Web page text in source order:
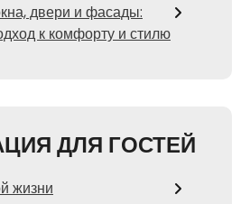
двери и фасады:
к комфорту и стилю
ДЛЯ ГОСТЕЙ
жизни